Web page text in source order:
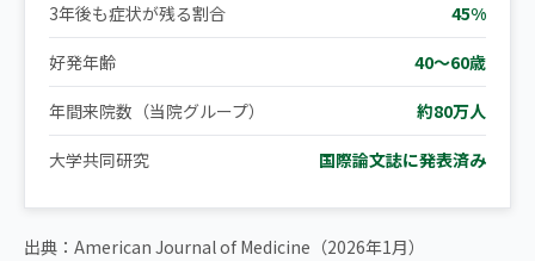
3年後も症状が残る割合 45%
好発年齢 40〜60歳
年間来院数（当院グループ） 約80万人
大学共同研究 国際論文誌に発表済み
出典：American Journal of Medicine（2026年1月）